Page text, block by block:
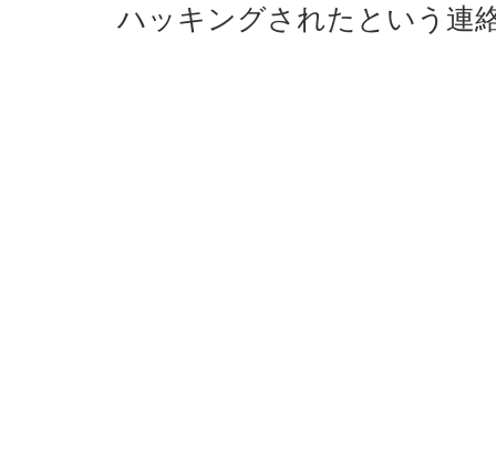
ハッキングされたという連